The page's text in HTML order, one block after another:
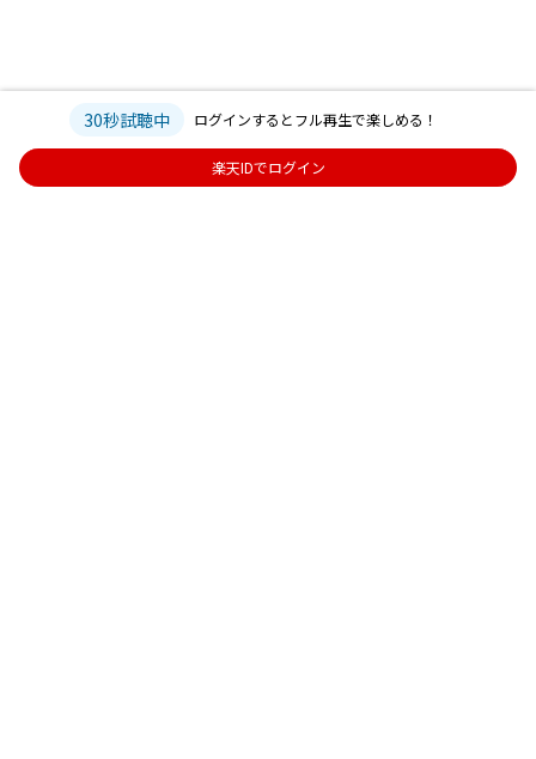
30秒試聴中 ログインするとフル再生で楽しめる！
楽天IDでログイン